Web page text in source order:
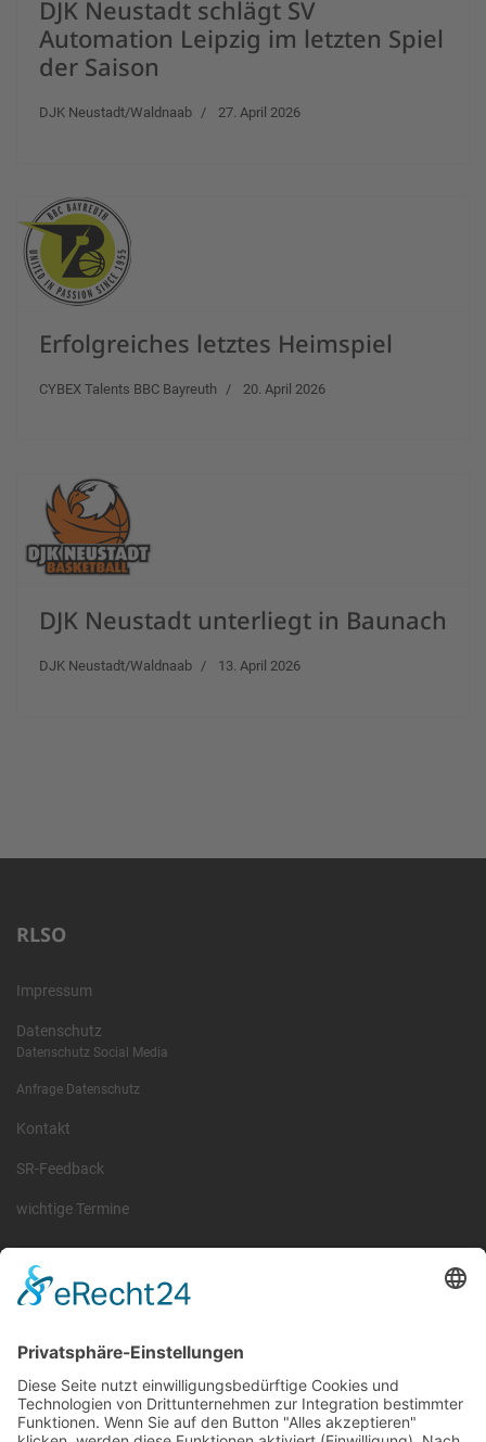
DJK Neustadt schlägt SV
Automation Leipzig im letzten Spiel
der Saison
DJK Neustadt/Waldnaab 27. April 2026
Erfolgreiches letztes Heimspiel
CYBEX Talents BBC Bayreuth 20. April 2026
DJK Neustadt unterliegt in Baunach
DJK Neustadt/Waldnaab 13. April 2026
RLSO
Impressum
Datenschutz
Datenschutz Social Media
Anfrage Datenschutz
Kontakt
SR-Feedback
wichtige Termine
Information
Sachsen und Thüringen. Er ist als eingetragener Verein tätig und
gleichzeitig Veranstalter der Spiele der Regionalliga in
verschiedenen Ligen.